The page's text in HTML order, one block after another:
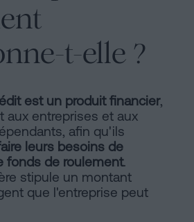
t-elle ?
est un produit financier,
aux entreprises et aux
afin qu'ils
leurs besoins de
fonds de roulement.
stipule un montant
que l'entreprise peut